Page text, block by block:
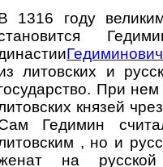
1316 году
литовских и
При
князей
Гедимин
, но и
на